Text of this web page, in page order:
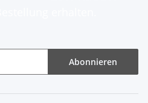
Abonnieren